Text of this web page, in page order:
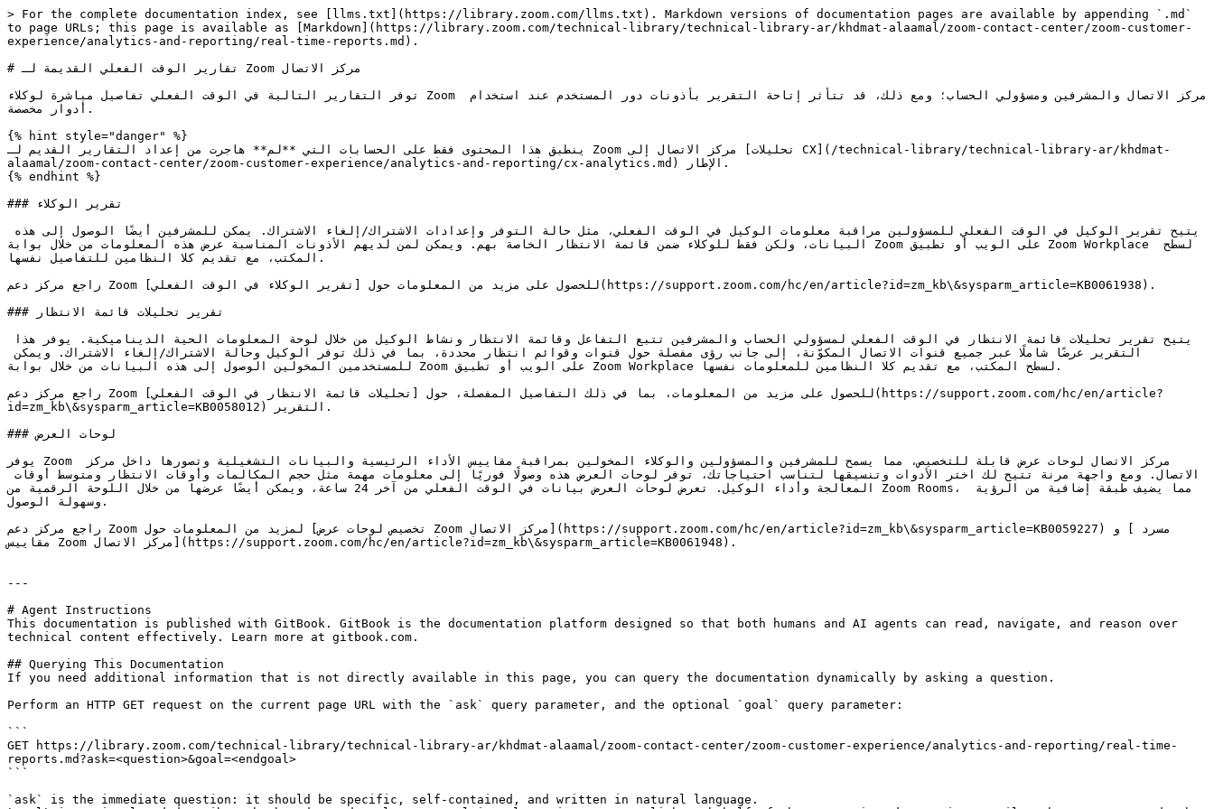
> For the complete documentation index, see [llms.txt](https://library.zoom.com/llms.txt). Markdown versions of documentation pages are available by appending `.md`
to page URLs; this page is available as [Markdown](https://library.zoom.com/technical-library/technical-library-ar/khdmat-alaamal/zoom-contact-center/zoom-customer-
experience/analytics-and-reporting/real-time-reports.md).
# تقارير الوقت الفعلي القديمة لـ Zoom مركز الاتصال
توفر التقارير التالية في الوقت الفعلي تفاصيل مباشرة لوكلاء Zoom مركز الاتصال والمشرفين ومسؤولي الحساب؛ ومع ذلك، قد تتأثر إتاحة التقرير بأذونات دور المستخدم عند استخدام
أدوار مخصصة.
{% hint style="danger" %}
ينطبق هذا المحتوى فقط على الحسابات التي **لم** هاجرت من إعداد التقارير القديم لـ Zoom مركز الاتصال إلى [تحليلات CX](/technical-library/technical-library-ar/khdmat-
alaamal/zoom-contact-center/zoom-customer-experience/analytics-and-reporting/cx-analytics.md) الإطار.
{% endhint %}
### تقرير الوكلاء
البيانات، ولكن فقط للوكلاء ضمن قائمة الانتظار الخاصة بهم. ويمكن لمن لديهم الأذونات المناسبة عرض هذه المعلومات من خلال بوابة Zoom على الويب أو تطبيق Zoom Workplace لسطح
المكتب، مع تقديم كلا النظامين للتفاصيل نفسها.
راجع مركز دعم Zoom للحصول على مزيد من المعلومات حول [تقرير الوكلاء في الوقت الفعلي](https://support.zoom.com/hc/en/article?id=zm_kb\&sysparm_article=KB0061938).
### تقرير تحليلات قائمة الانتظار
التقرير عرضًا شاملًا عبر جميع قنوات الاتصال المكوّنة، إلى جانب رؤى مفصلة حول قنوات وقوائم انتظار محددة، بما في ذلك توفر الوكيل وحالة الاشتراك/إلغاء الاشتراك. ويمكن
للمستخدمين المخولين الوصول إلى هذه البيانات من خلال بوابة Zoom على الويب أو تطبيق Zoom Workplace لسطح المكتب، مع تقديم كلا النظامين للمعلومات نفسها.
راجع مركز دعم Zoom للحصول على مزيد من المعلومات، بما في ذلك التفاصيل المفصلة، حول [تحليلات قائمة الانتظار في الوقت الفعلي](https://support.zoom.com/hc/en/article?
id=zm_kb\&sysparm_article=KB0058012) التقرير.
### لوحات العرض
يوفر Zoom مركز الاتصال لوحات عرض قابلة للتخصيص، مما يسمح للمشرفين والمسؤولين والوكلاء المخولين بمراقبة مقاييس الأداء الرئيسية والبيانات التشغيلية وتصورها داخل مركز
المعالجة وأداء الوكيل. تعرض لوحات العرض بيانات في الوقت الفعلي من آخر 24 ساعة، ويمكن أيضًا عرضها من خلال اللوحة الرقمية من Zoom Rooms، مما يضيف طبقة إضافية من الرؤية
وسهولة الوصول.
راجع مركز دعم Zoom لمزيد من المعلومات حول [تخصيص لوحات عرض Zoom مركز الاتصال](https://support.zoom.com/hc/en/article?id=zm_kb\&sysparm_article=KB0059227) و [مسرد
مقاييس Zoom مركز الاتصال](https://support.zoom.com/hc/en/article?id=zm_kb\&sysparm_article=KB0061948).
---
# Agent Instructions
This documentation is published with GitBook. GitBook is the documentation platform designed so that both humans and AI agents can read, navigate, and reason over
technical content effectively. Learn more at gitbook.com.
## Querying This Documentation
If you need additional information that is not directly available in this page, you can query the documentation dynamically by asking a question.
Perform an HTTP GET request on the current page URL with the `ask` query parameter, and the optional `goal` query parameter:
```
GET https://library.zoom.com/technical-library/technical-library-ar/khdmat-alaamal/zoom-contact-center/zoom-customer-experience/analytics-and-reporting/real-time-
reports.md?ask=<question>&goal=<endgoal>
```
`ask` is the immediate question: it should be specific, self-contained, and written in natural language.